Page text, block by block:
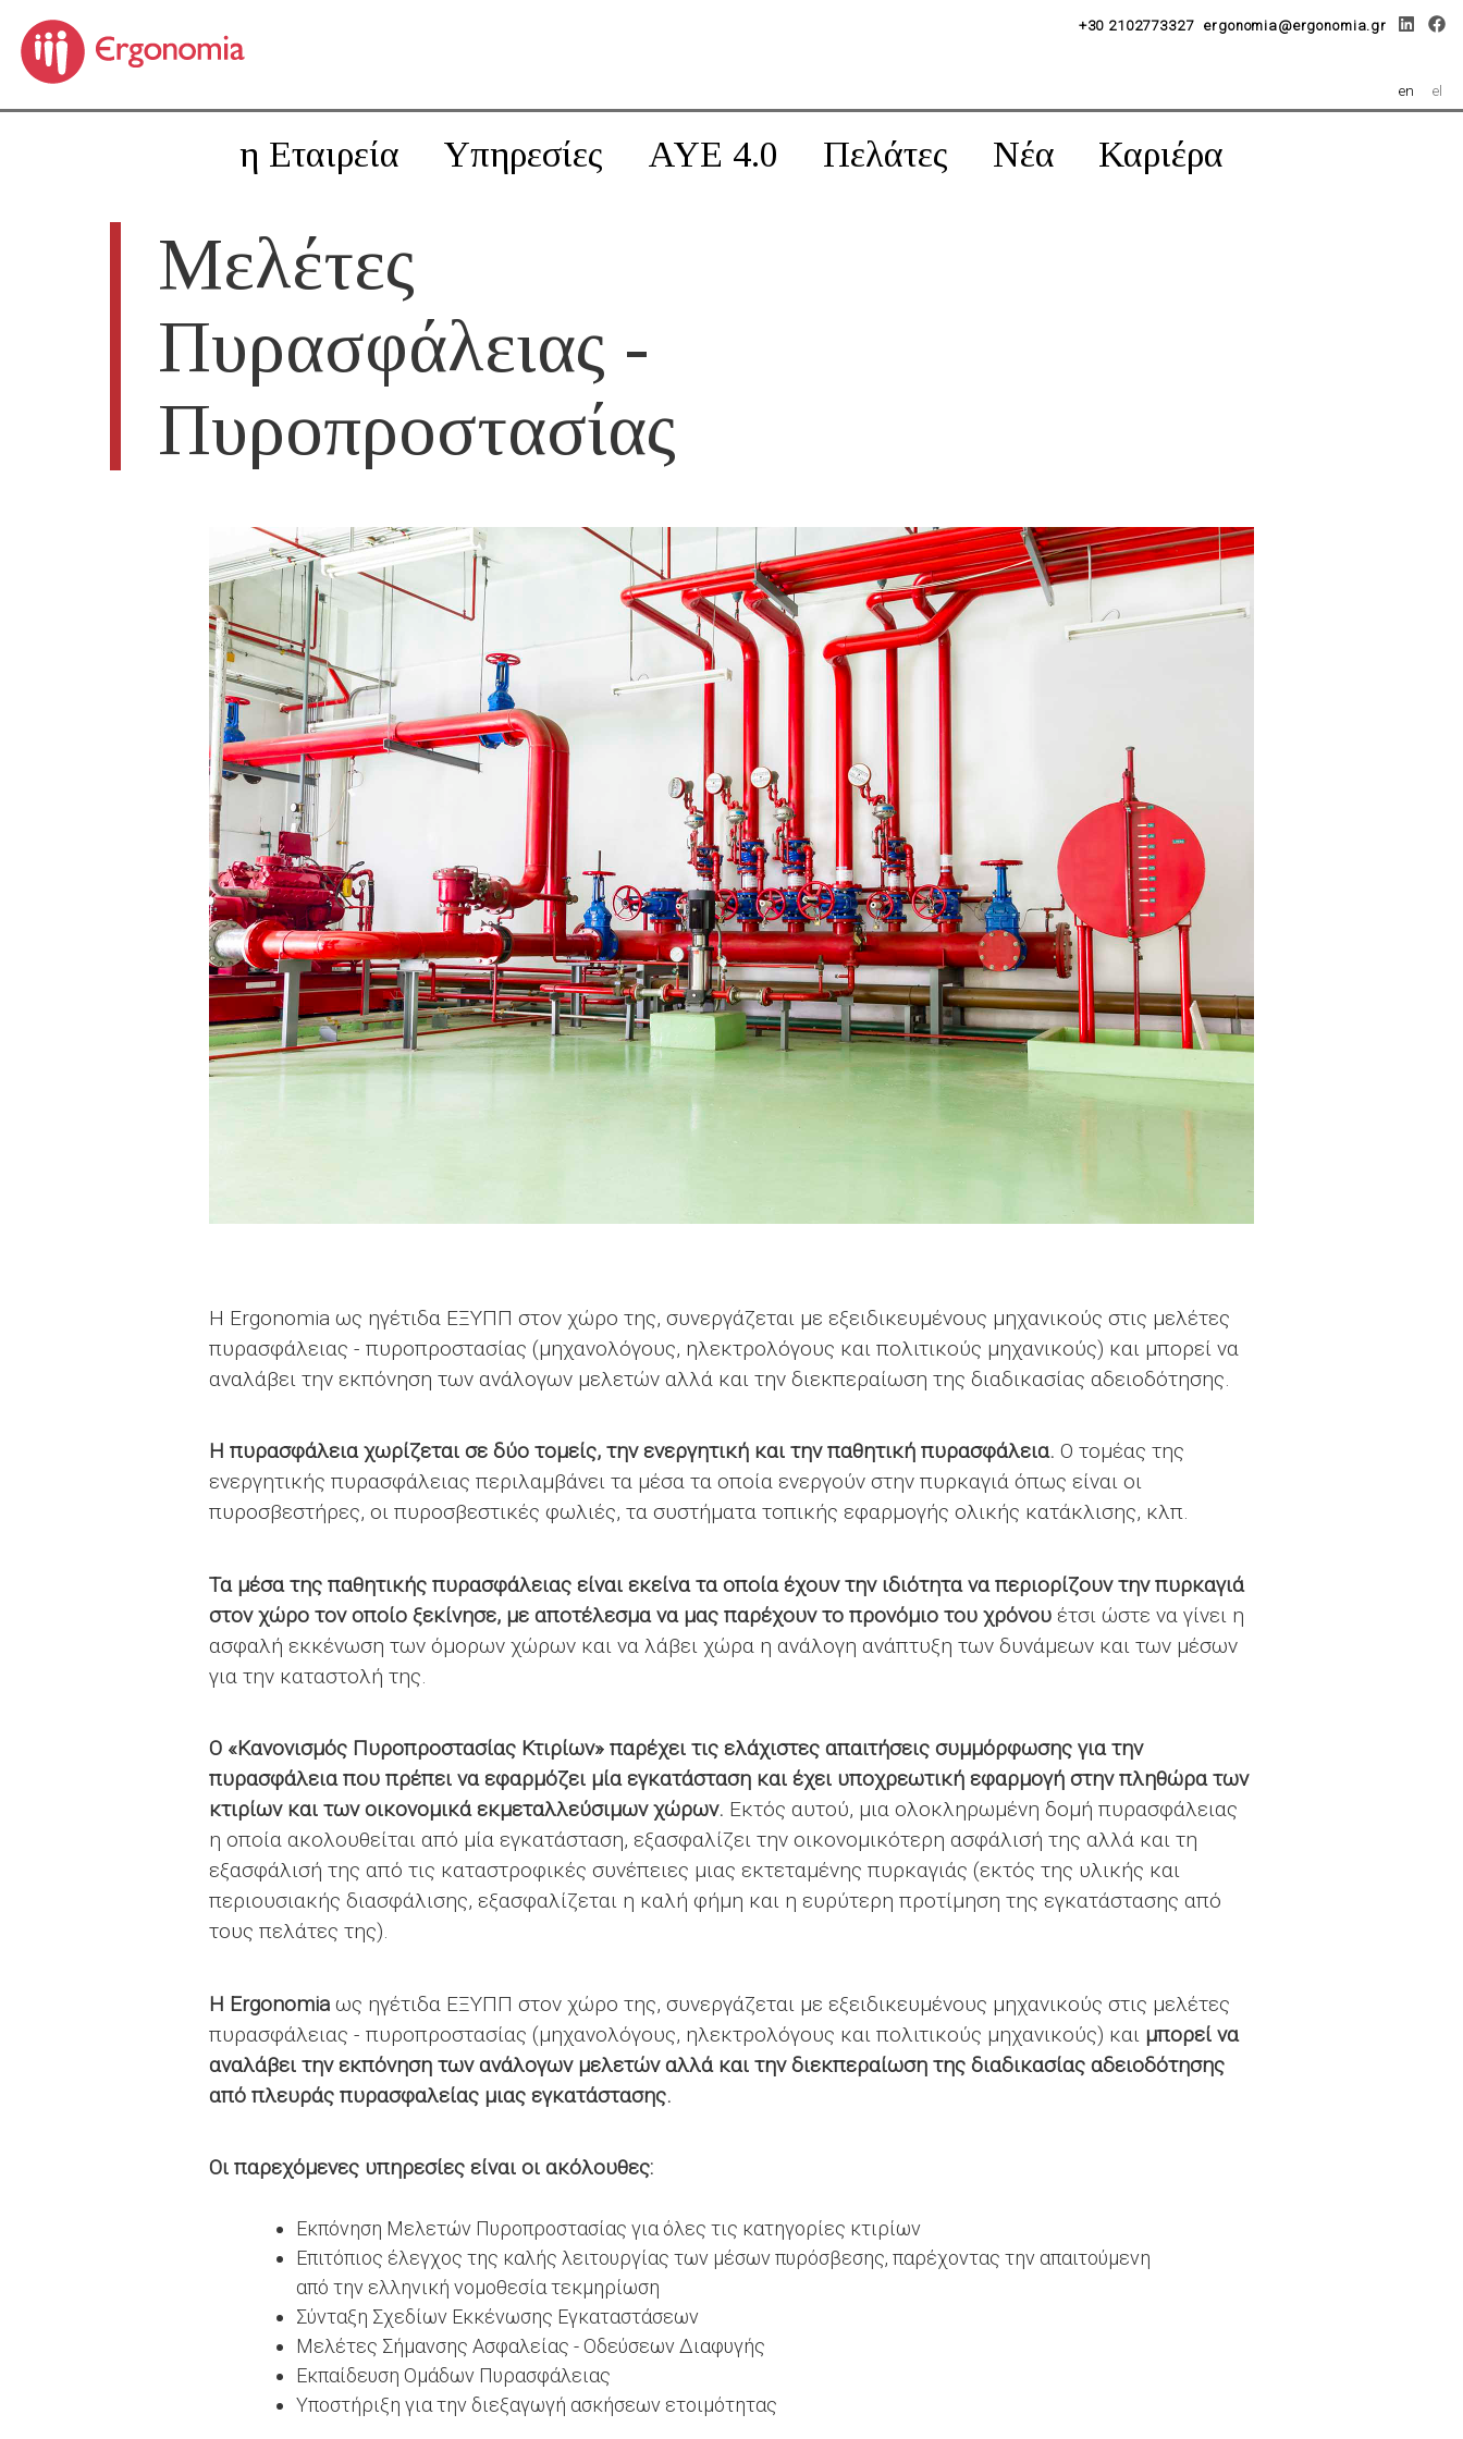
+30 2102773327 ergonomia@ergonomia.gr
en el
η Εταιρεία Υπηρεσίες AYE 4.0 Πελάτες Νέα Καριέρα
Μελέτες
Πυρασφάλειας -
Πυροπροστασίας
Η Ergonomia ως ηγέτιδα ΕΞΥΠΠ στον χώρο της, συνεργάζεται με εξειδικευμένους μηχανικούς στις μελέτες
πυρασφάλειας - πυροπροστασίας (μηχανολόγους, ηλεκτρολόγους και πολιτικούς μηχανικούς) και μπορεί να
αναλάβει την εκπόνηση των ανάλογων μελετών αλλά και την διεκπεραίωση της διαδικασίας αδειοδότησης.
Η πυρασφάλεια χωρίζεται σε δύο τομείς, την ενεργητική και την παθητική πυρασφάλεια. Ο τομέας της
ενεργητικής πυρασφάλειας περιλαμβάνει τα μέσα τα οποία ενεργούν στην πυρκαγιά όπως είναι οι
πυροσβεστήρες, οι πυροσβεστικές φωλιές, τα συστήματα τοπικής εφαρμογής ολικής κατάκλισης, κλπ.
Τα μέσα της παθητικής πυρασφάλειας είναι εκείνα τα οποία έχουν την ιδιότητα να περιορίζουν την πυρκαγιά
στον χώρο τον οποίο ξεκίνησε, με αποτέλεσμα να μας παρέχουν το προνόμιο του χρόνουέτσι ώστε να γίνει η
ασφαλή εκκένωση των όμορων χώρων και να λάβει χώρα η ανάλογη ανάπτυξη των δυνάμεων και των μέσων
για την καταστολή της.
Ο «Κανονισμός Πυροπροστασίας Κτιρίων» παρέχει τις ελάχιστες απαιτήσεις συμμόρφωσης για την
πυρασφάλεια που πρέπει να εφαρμόζει μία εγκατάσταση και έχει υποχρεωτική εφαρμογή στην πληθώρα των
κτιρίων και των οικονομικά εκμεταλλεύσιμων χώρων. Εκτός αυτού, μια ολοκληρωμένη δομή πυρασφάλειας
η οποία ακολουθείται από μία εγκατάσταση, εξασφαλίζει την οικονομικότερη ασφάλισή της αλλά και τη
εξασφάλισή της από τις καταστροφικές συνέπειες μιας εκτεταμένης πυρκαγιάς (εκτός της υλικής και
περιουσιακής διασφάλισης, εξασφαλίζεται η καλή φήμη και η ευρύτερη προτίμηση της εγκατάστασης από
τους πελάτες της).
Η Ergonomiaως ηγέτιδα ΕΞΥΠΠ στον χώρο της, συνεργάζεται με εξειδικευμένους μηχανικούς στις μελέτες
πυρασφάλειας - πυροπροστασίας (μηχανολόγους, ηλεκτρολόγους και πολιτικούς μηχανικούς) και μπορεί να
αναλάβει την εκπόνηση των ανάλογων μελετών αλλά και την διεκπεραίωση της διαδικασίας αδειοδότησης
από πλευράς πυρασφαλείας μιας εγκατάστασης.
Οι παρεχόμενες υπηρεσίες είναι οι ακόλουθες:
Εκπόνηση Μελετών Πυροπροστασίας για όλες τις κατηγορίες κτιρίων
Επιτόπιος έλεγχος της καλής λειτουργίας των μέσων πυρόσβεσης, παρέχοντας την απαιτούμενη
από την ελληνική νομοθεσία τεκμηρίωση
Σύνταξη Σχεδίων Εκκένωσης Εγκαταστάσεων
Μελέτες Σήμανσης Ασφαλείας - Οδεύσεων Διαφυγής
Εκπαίδευση Ομάδων Πυρασφάλειας
Υποστήριξη για την διεξαγωγή ασκήσεων ετοιμότητας